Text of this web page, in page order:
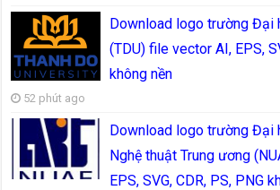
Download logo trường Đại
(TDU) file vector AI, EPS,
không nền
52 phút ago
Download logo trường Đại
Nghệ thuật Trung ương
EPS, SVG, CDR, PS, PNG